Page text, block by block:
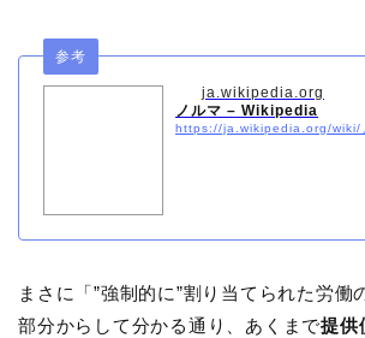
ja.wikipedia.org
参考
ノルマ – Wikipedia
https://ja.wikipedia.org/wiki/
まさに「”強制的に”割り当てられた労働
部分からして分かる通り、あくまで提供